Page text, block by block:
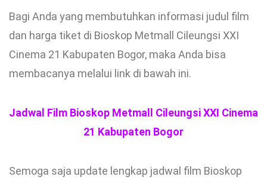
Bagi Anda yang membutuhkan informasi judul film
dan harga tiket di Bioskop Metmall Cileungsi XXI
Cinema 21 Kabupaten Bogor, maka Anda bisa
membacanya melalui link di bawah ini.
Jadwal Film Bioskop Metmall Cileungsi XXI Cinema
21 Kabupaten Bogor
Semoga saja update lengkap jadwal film Bioskop